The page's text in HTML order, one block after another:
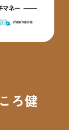
ろ健